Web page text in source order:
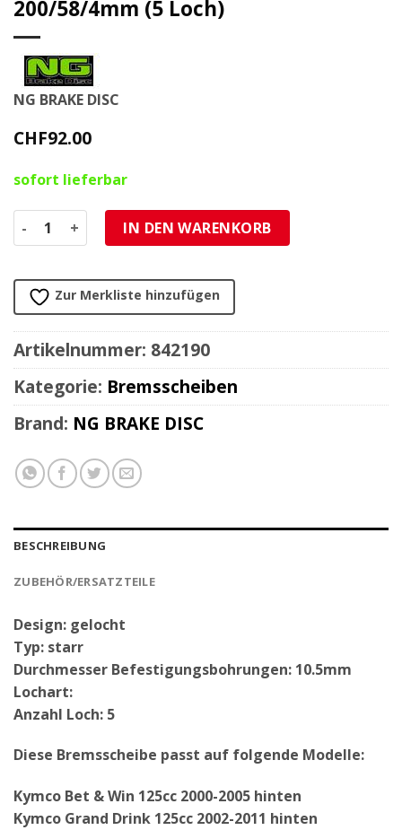
200/58/4mm (5 Loch)
NG BRAKE DISC
CHF92.00
sofort lieferbar
Bremsscheibe NG Brake Disc 200/58/4mm (5 Loch) Menge
IN DEN WARENKORB
Zur Merkliste hinzufügen
Artikelnummer: 842190
Kategorie: Bremsscheiben
Brand: NG BRAKE DISC
BESCHREIBUNG
ZUBEHÖR/ERSATZTEILE
Design: gelocht
Typ: starr
Durchmesser Befestigungsbohrungen: 10.5mm
Lochart:
Anzahl Loch: 5
Diese Bremsscheibe passt auf folgende Modelle:
Kymco Bet & Win 125cc 2000-2005 hinten
Kymco Grand Drink 125cc 2002-2011 hinten